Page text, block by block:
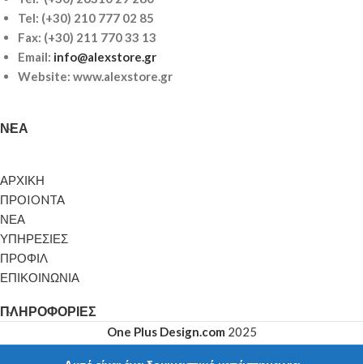
Tel: (+30) 210 777 02 85
Fax: (+30) 211 770 33 13
Email: info@alexstore.gr
Website: www.alexstore.gr
ΝΈΑ
ΑΡΧΙΚΗ
ΠΡΟIONTA
ΝΕΑ
ΥΠΗΡΕΣΙΕΣ
ΠΡΟΦΙΛ
ΕΠΙΚΟΙΝΩΝΙΑ
ΠΛΗΡΟΦΟΡΊΕΣ
One Plus Design.com 2025